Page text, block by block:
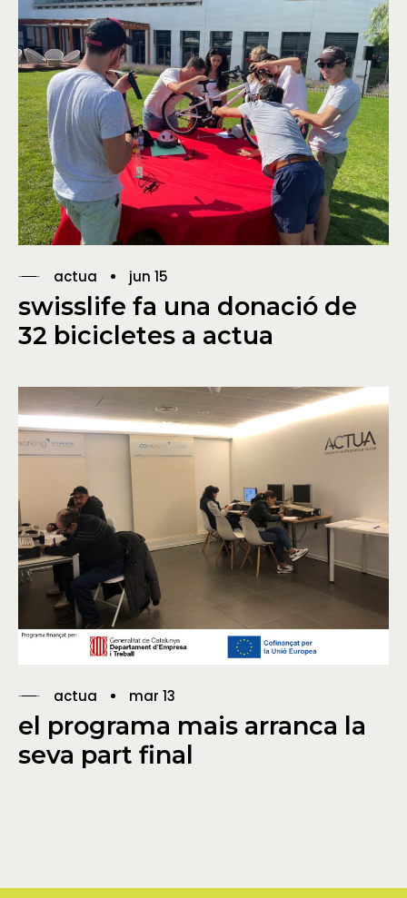
actua jun 15
swisslife fa una donació de
32 bicicletes a actua
actua mar 13
el programa mais arranca la
seva part final